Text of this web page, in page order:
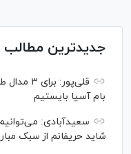
جدیدترین مطالب
قلی‌پور:
بام آسیا بایستیم
سعیدآبادی: می‌توانیم
شاید حریفانم از سبک